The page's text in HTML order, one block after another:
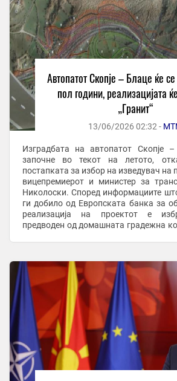
Автопатот Скопје – Блаце ќе
пол години, реализацијата
„Гранит“
13/06/2026 02:32 -
Изградбата на автопатот Скопје
започне во текот на летото,
постапката за избор на изведувач на
вицепремиерот и министер за
Николоски. Според информациите
ги добило од Европската банка за
реализација на проектот е
предводен од домашната градежна